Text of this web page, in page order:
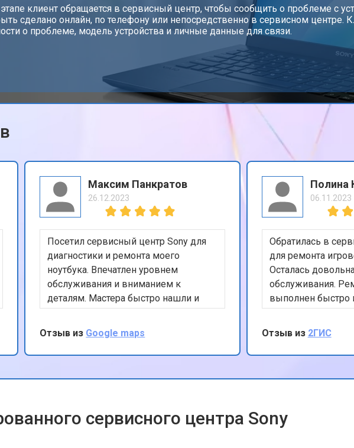
от 60 мин от 3300 ₽
от 1500 ₽
от 2900 ₽
от 50 мин от 2300 ₽
от 70 мин от 2200 ₽
от 70 мин от 3500 ₽
от 2200 ₽
от 50 мин от 1700 ₽
от 80 мин от 2600 ₽
клиент обращается в сервисный центр, чтобы сообщить о проблеме с
сделано онлайн, по телефону или непосредственно в сервисном центре.
о проблеме, модель устройства и личные данные для связи.
Максим Панкратов
26.12.2023
Посетил сервисный центр Sony для
диагностики и ремонта моего
ноутбука. Впечатлен уровнем
обслуживания и вниманием к
деталям. Мастера быстро нашли и
устранили проблему, а также
предоставили полезные советы по
уходу за устройством. Ценю ваш
профессионализм и рекомендую
Отзыв из Google maps
Полина
06.11.2023
Обратилась в
для ремонта
Осталась
обслуживания.
выполнен быстро
персонал был
отзывчив.
внимание к
Отзыв из 2ГИС
сервисного центра Sony